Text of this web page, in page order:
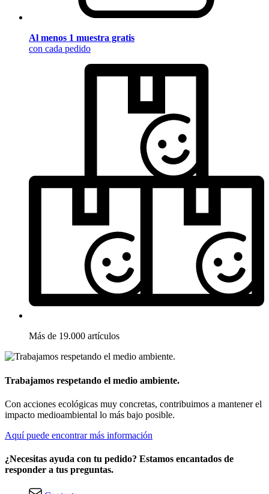
Al menos 1 muestra gratis
con cada pedido
Más de 19.000 artículos
Trabajamos respetando el medio ambiente.
Con acciones ecológicas muy concretas, contribuimos a mantener el
impacto medioambiental lo más bajo posible.
Aquí puede encontrar más información
¿Necesitas ayuda con tu pedido? Estamos encantados de
responder a tus preguntas.